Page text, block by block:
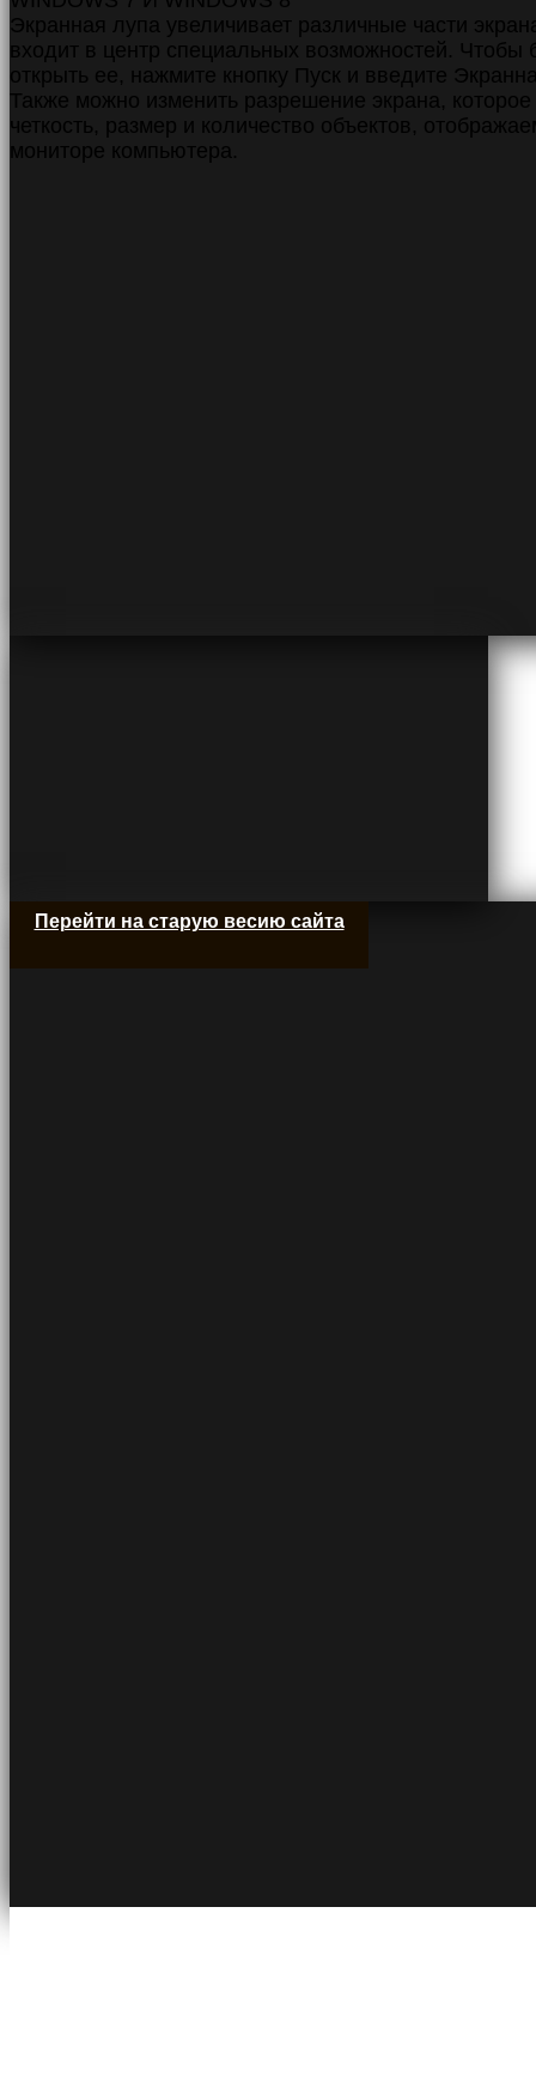
Экранная лупа увеличивает различные части
входит в центр специальных возможностей. Чтобы
открыть ее, нажмите кнопку Пуск и введите
Также можно изменить разрешение экрана,
четкость, размер и количество объектов,
мониторе компьютера.
Перейти на старую весию сайта